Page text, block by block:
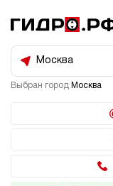
Москва
Выбран город Москва